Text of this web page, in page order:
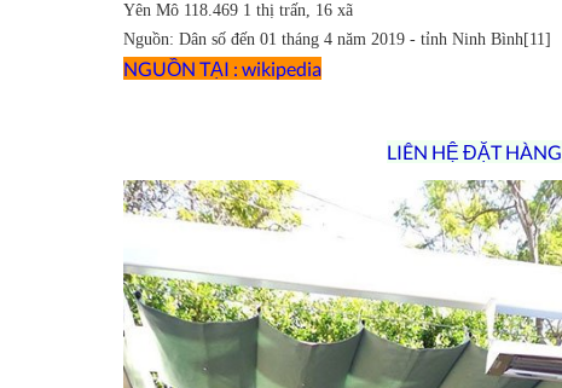
Yên Mô 118.469 1 thị trấn, 16 xã
Nguồn: Dân số đến 01 tháng 4 năm 2019 - tỉnh Ninh Bình[11]
NGUỒN TẠI : wikipedia
LIÊN HỆ ĐẶT HÀNG